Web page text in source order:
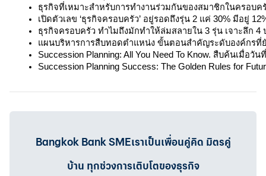
ธุรกิจที่เหมาะสำหรับการทำงานร่วมกันของสมาชิกในครอบค
เปิดตัวเลข ‘ธุรกิจครอบครัว’ อยู่รอดถึงรุ่น 2 แค่ 30% มีอยู่
ธุรกิจครอบครัว ทำไมถึงมักทำให้ล่มสลายใน 3 รุ่น เจาะลึก
แผนบริหารการสืบทอดตำแหน่ง ขั้นตอนสำคัญระดับองค์กรที่ยั
Succession Planning: All You Need To Know. สืบค้นเมื่อวั
Succession Planning Success: The Golden Rules for
Bangkok Bank SMEเราเป็นเพื่อนคู่คิด มิตรคู่
บ้าน ทุกช่วงการเติบโตของธุรกิจ